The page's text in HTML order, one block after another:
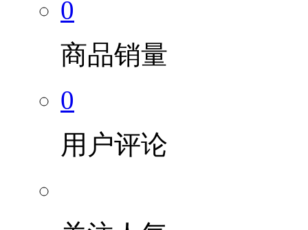
0
商品销量
0
用户评论